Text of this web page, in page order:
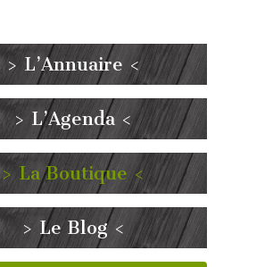
> L’Annuaire <
> L’Agenda <
> La Boutique <
> Le Blog <